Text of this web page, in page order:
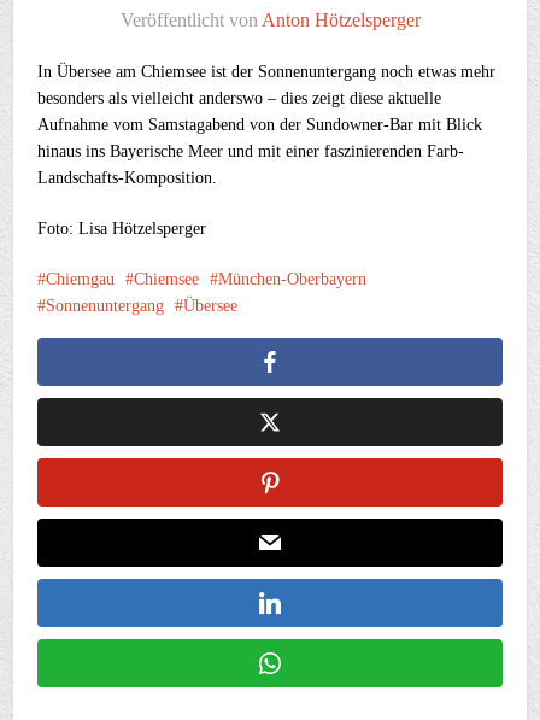
Veröffentlicht von Anton Hötzelsperger
In Übersee am Chiemsee ist der Sonnenuntergang noch etwas mehr
besonders als vielleicht anderswo – dies zeigt diese aktuelle
Aufnahme vom Samstagabend von der Sundowner-Bar mit Blick
hinaus ins Bayerische Meer und mit einer faszinierenden Farb-
Landschafts-Komposition.
Foto: Lisa Hötzelsperger
Chiemgau Chiemsee
München-Oberbayern
Sonnenuntergang
Übersee